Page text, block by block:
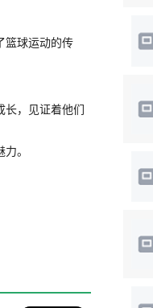
篮球运动的传
长，见证着他们
。